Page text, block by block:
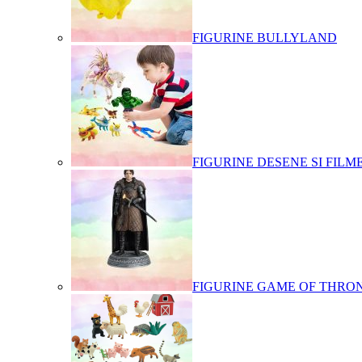
FIGURINE BULLYLAND
FIGURINE DESENE SI
FIGURINE GAME OF